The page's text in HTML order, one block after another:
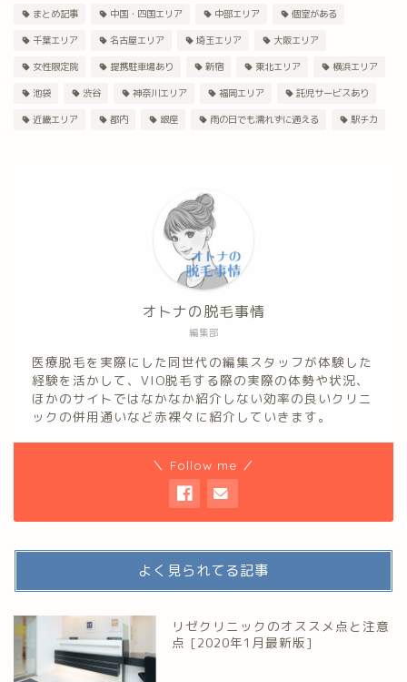
まとめ記事 中国・四国エリア 中部エリア 個室がある
千葉エリア 名古屋エリア 埼玉エリア 大阪エリア
女性限定院 提携駐車場あり 新宿 東北エリア 横浜エリア
池袋 渋谷 神奈川エリア 福岡エリア 託児サービスあり
近畿エリア 都内 銀座 雨の日でも濡れずに通える 駅チカ
編集部
オトナの脱毛事情
医療脱毛を実際にした同世代の編集スタッフが体験した
経験を活かして、VIO脱毛する際の実際の体勢や状況、
ほかのサイトではなかなか紹介しない効率の良いクリニ
ックの併用通いなど赤裸々に紹介していきます。
＼ Follow me ／
よく見られてる記事
リゼクリニックのオススメ点と注意
点 [2020年1月最新版]